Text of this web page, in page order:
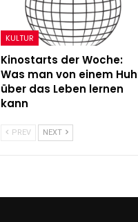
KULTUR
Kinostarts der Woche:
Was man von einem
über das Leben lernen
kann
PREV NEXT